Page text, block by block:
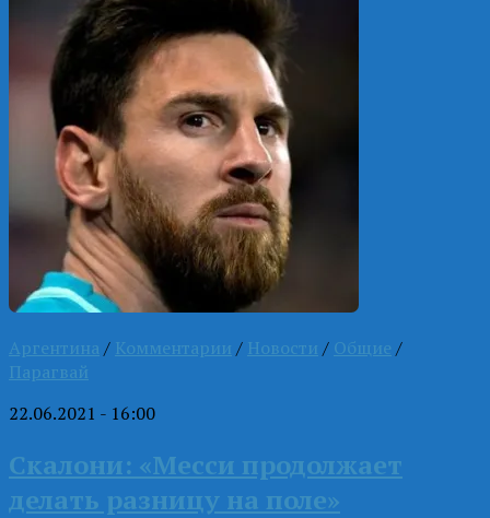
Аргентина / Комментарии / Новости / Общие /
Парагвай
22.06.2021 - 16:00
Скалони: «Месси продолжает
делать разницу на поле»